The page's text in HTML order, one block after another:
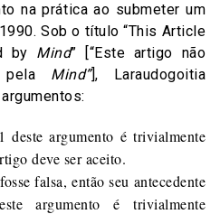
na prática ao submeter um
Sob o título “This Article
by Mind” [“Este artigo não
pela Mind”], Laraudogoitia
deste argumento é trivialmente
deve ser aceito.
falsa, então seu antecedente
argumento é trivialmente